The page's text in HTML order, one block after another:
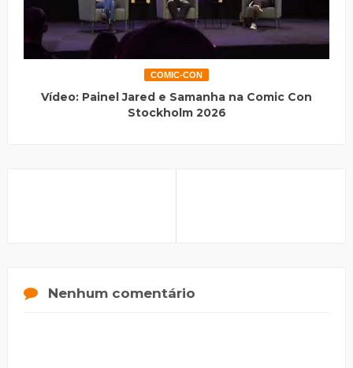
COMIC-CON
Vídeo: Painel Jared e Samanha na Comic Con
Stockholm 2026
Nenhum comentário